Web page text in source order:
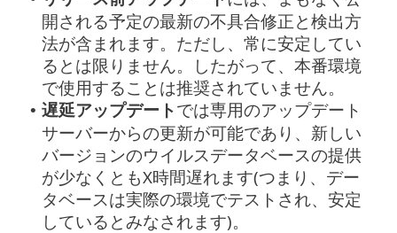
開される予定の最新の不具合修正と検出方
法が含まれます。ただし、常に安定してい
るとは限りません。したがって、本番環境
で使用することは推奨されていません。
• 遅延アップデートでは専用のアップデート
サーバーからの更新が可能であり、新しい
バージョンのウイルスデータベースの提供
が少なくともX時間遅れます(つまり、デー
タベースは実際の環境でテストされ、安定
しているとみなされます)。